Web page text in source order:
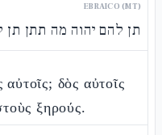
EBRAICO (MT)
תן להם יהוה מה תתן
αὐτοῖς; δὸς αὐτοῖς
ξηρούς.